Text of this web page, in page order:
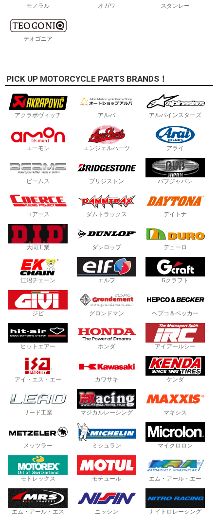
モノラル オガワ スタンレー
テオゴニア
PICK UP MOTORCYCLE PARTS BRANDS！
アクラポヴィッチ アルバ アルパインスターズ
エーモン エンジェルハーツ アライ
ビームス ブリジストン バブジャパン
コアース ダムトラックス デイトナ
大同工業 ダンロップ デューロ
江沼チェーン エルフ Gクラフト
ジビ グロンドマン ヘプコ＆ベッカー
ヒットエアー ホンダ アイアールシー
アイ・エス・エー カワサキ ケンダ
リード工業 マジカルレーシング マキシス
メッツラー ミシュラン マイクロロン
モトレックス モチュール エム・アール・エー
エム・アール・エス ニッシン ナイトロレーシング